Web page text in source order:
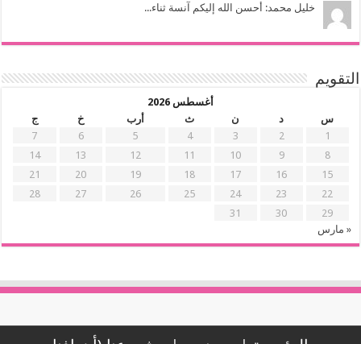
خليل محمد: أحسن الله إليكم آنسة ثناء...
التقويم
أغسطس 2026
س
د ن ث أرب خ
ج
1
2
3
4
5
6
7
8
9
10
11
12
13
14
15
16
17
18
19
20
21
22
23
24
25
26
27
28
29
30
31
« مارس